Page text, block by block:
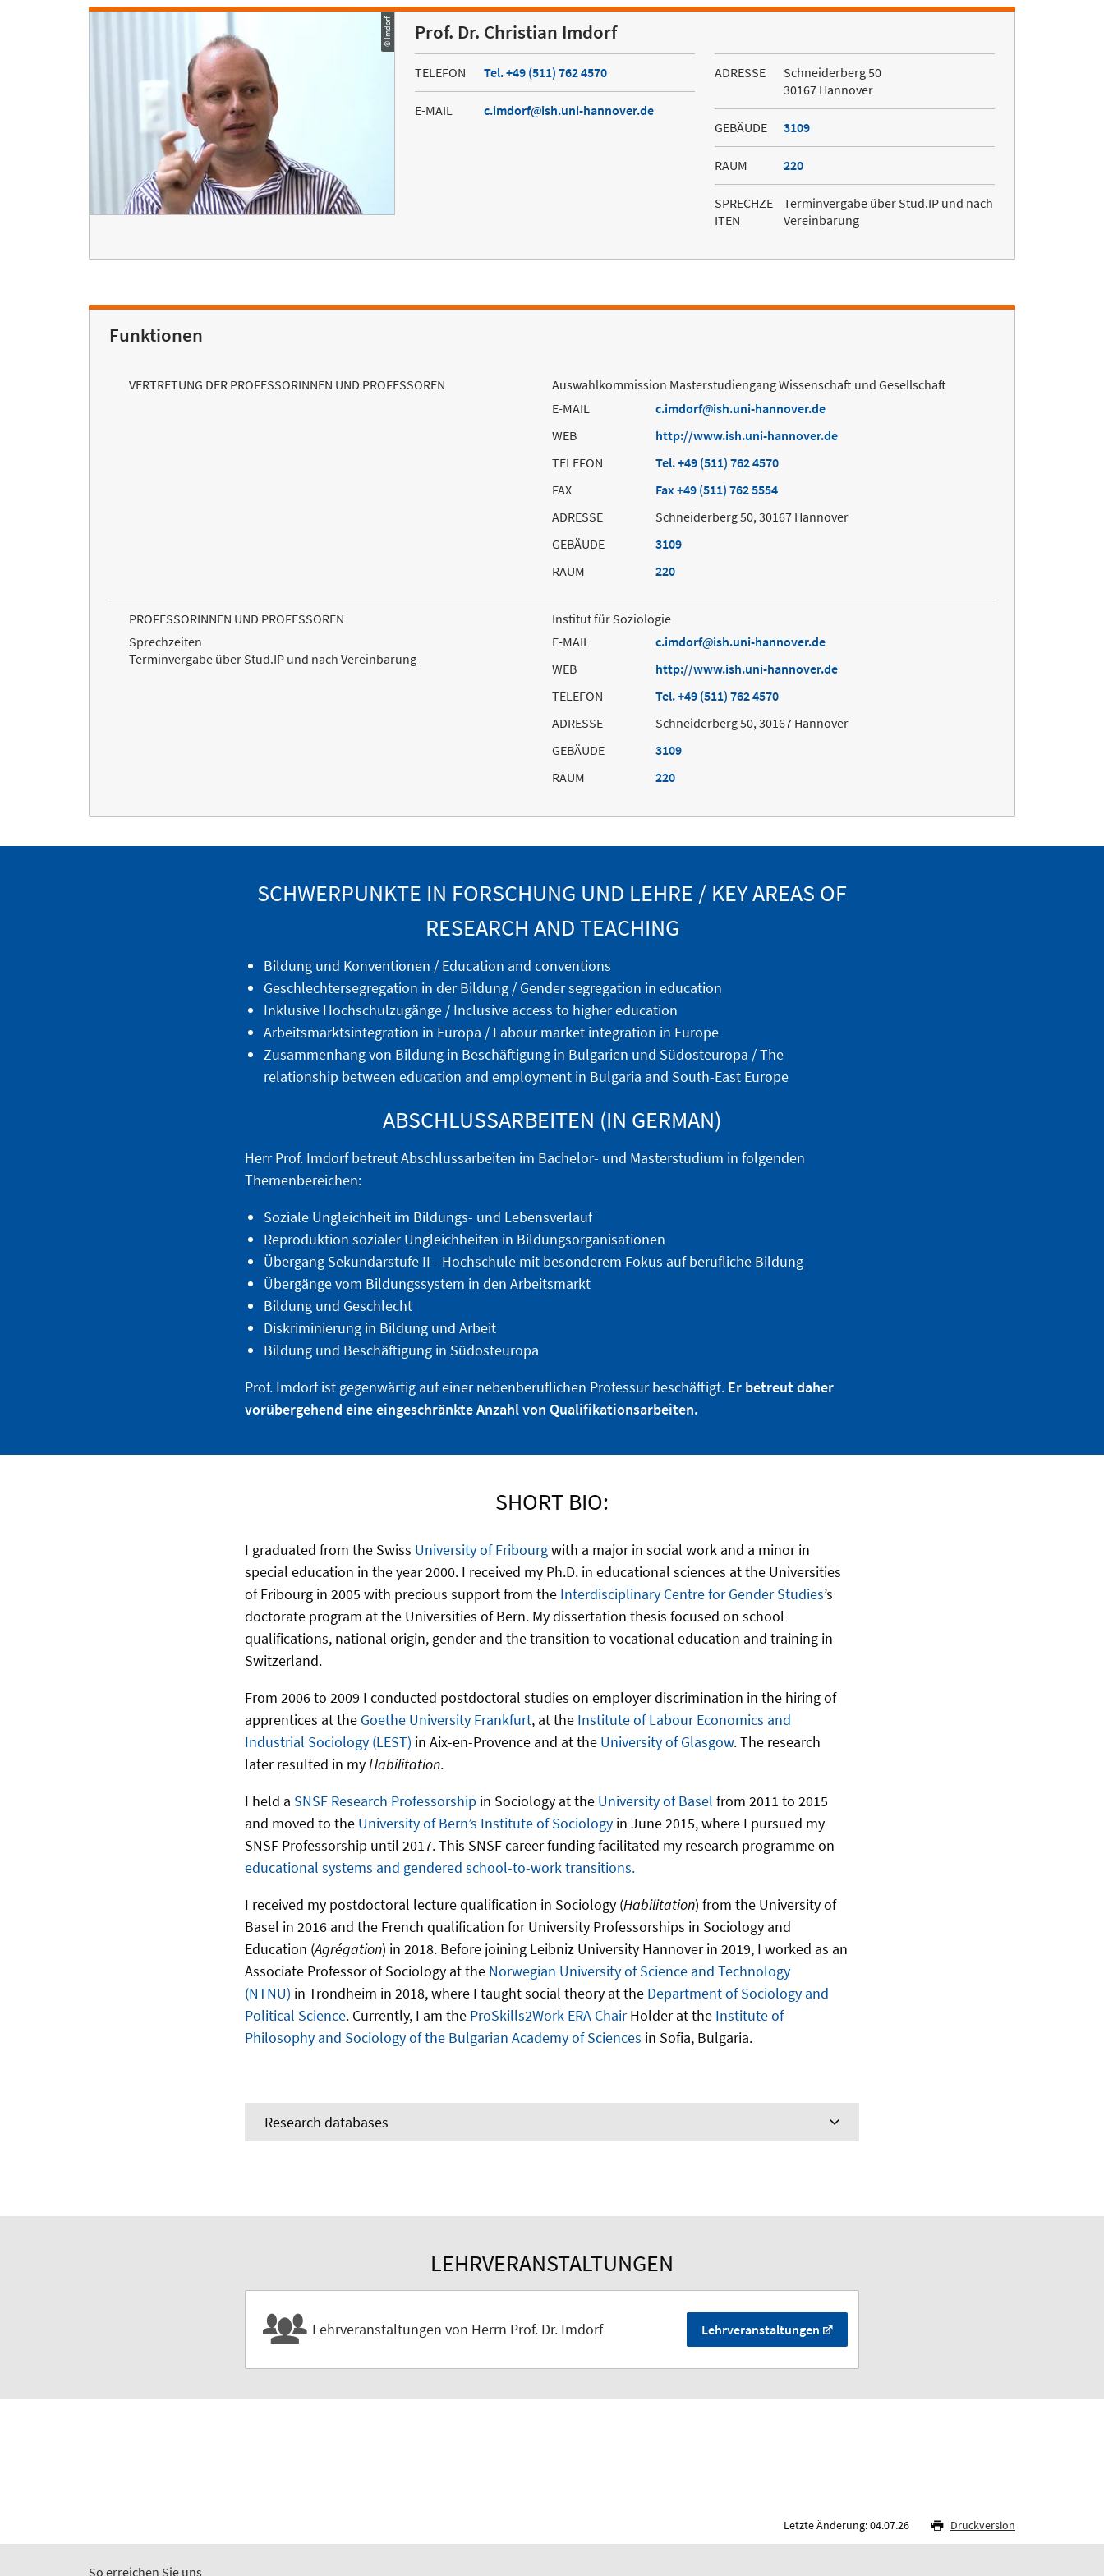
© Imdorf Prof. Dr. Christian Imdorf
TELEFON Tel. +49 (511) 762 4570
E-MAIL c.imdorf ish.uni-hannover.de
ADRESSE
Schneiderberg 50
30167 Hannover
GEBÄUDE 3109
RAUM 220
SPRECHZE
ITEN
Terminvergabe über Stud.IP und nach
Vereinbarung
Funktionen
VERTRETUNG DER PROFESSORINNEN UND PROFESSOREN
Auswahlkommission Masterstudiengang Wissenschaft und Gesellschaft
E-MAIL
c.imdorf
ish.uni-hannover.de
WEB
http://www.ish.uni-hannover.de
TELEFON
Tel. +49 (511) 762 4570
FAX
Fax +49 (511) 762 5554
ADRESSE
Schneiderberg 50, 30167 Hannover
GEBÄUDE
3109
RAUM
220
PROFESSORINNEN UND PROFESSOREN
Sprechzeiten
Terminvergabe über Stud.IP und nach Vereinbarung
Institut für Soziologie
E-MAIL
c.imdorf
ish.uni-hannover.de
WEB
http://www.ish.uni-hannover.de
TELEFON
Tel. +49 (511) 762 4570
ADRESSE
Schneiderberg 50, 30167 Hannover
GEBÄUDE
3109
RAUM
220
SCHWERPUNKTE IN FORSCHUNG UND LEHRE / KEY AREAS OF
RESEARCH AND TEACHING
Bildung und Konventionen / Education and conventions
Geschlechtersegregation in der Bildung / Gender segregation in education
Inklusive Hochschulzugänge / Inclusive access to higher education
Arbeitsmarktsintegration in Europa / Labour market integration in Europe
Zusammenhang von Bildung in Beschäftigung in Bulgarien und Südosteuropa / The
relationship between education and employment in Bulgaria and South-East Europe
ABSCHLUSSARBEITEN (IN GERMAN)
Herr Prof. Imdorf betreut Abschlussarbeiten im Bachelor- und Masterstudium in folgenden
Themenbereichen:
Soziale Ungleichheit im Bildungs- und Lebensverlauf
Reproduktion sozialer Ungleichheiten in Bildungsorganisationen
Übergang Sekundarstufe II - Hochschule mit besonderem Fokus auf berufliche Bildung
Übergänge vom Bildungssystem in den Arbeitsmarkt
Bildung und Geschlecht
Diskriminierung in Bildung und Arbeit
Bildung und Beschäftigung in Südosteuropa
Prof. Imdorf ist gegenwärtig auf einer nebenberuflichen Professur beschäftigt. Er betreut daher
vorübergehend eine eingeschränkte Anzahl von Qualifikationsarbeiten.
SHORT BIO:
I graduated from the Swiss University of Fribourgwith a major in social work and a minor in
special education in the year 2000. I received my Ph.D. in educational sciences at the Universities
of Fribourg in 2005 with precious support from the Interdisciplinary Centre for Gender Studies’s
doctorate program at the Universities of Bern. My dissertation thesis focused on school
qualifications, national origin, gender and the transition to vocational education and training in
Switzerland.
From 2006 to 2009 I conducted postdoctoral studies on employer discrimination in the hiring of
apprentices at the Goethe University Frankfurt, at the Institute of Labour Economics and
Industrial Sociology (LEST) in Aix-en-Provence and at the University of Glasgow. The research
later resulted in myHabilitation.
I held a SNSF Research Professorship in Sociology at the University of Basel from 2011 to 2015
and moved to the University of Bern’s Institute of Sociology in June 2015, where I pursued my
SNSF Professorship until 2017. This SNSF career funding facilitated my research programme on
educational systems and gendered school-to-work transitions.
I received my postdoctoral lecture qualification in Sociology (Habilitation) from the University of
Basel in 2016 and the French qualification for University Professorships in Sociology and
Education (Agrégation) in 2018. Before joining Leibniz University Hannover in 2019, I worked as an
Associate Professor of Sociology at the Norwegian University of Science and Technology
(NTNU) in Trondheim in 2018, where I taught social theory at the Department of Sociology and
Political Science. Currently, I am the ProSkills2Work ERA ChairHolder at the Institute of
Philosophy and Sociology of the Bulgarian Academy of Sciences in Sofia, Bulgaria.
Research databases
LEHRVERANSTALTUNGEN
Lehrveranstaltungen von Herrn Prof. Dr. Imdorf Lehrveranstaltungen
Letzte Änderung: 04.07.26 Druckversion
So erreichen Sie uns